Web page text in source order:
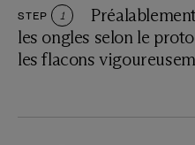
STEP 1
les ongles selon le
les flacons